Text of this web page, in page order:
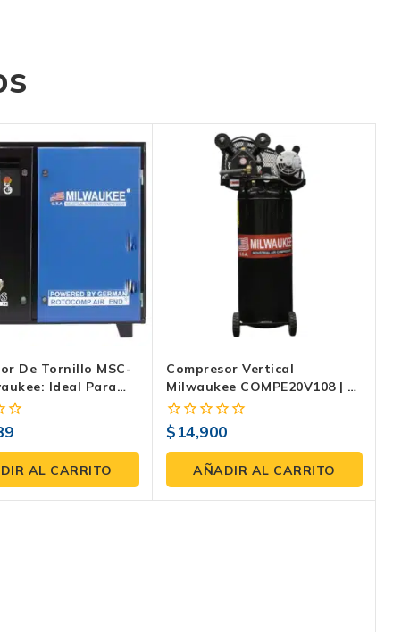
De Tornillo MSC-
Ideal Para
Tu Producción
AL CARRITO
Compresor Vertical
Milwaukee COMPE20V108 | 2
HP, 108 Litros, 120 PSI
0
fuera
5
$14,900
AÑADIR AL CARRITO